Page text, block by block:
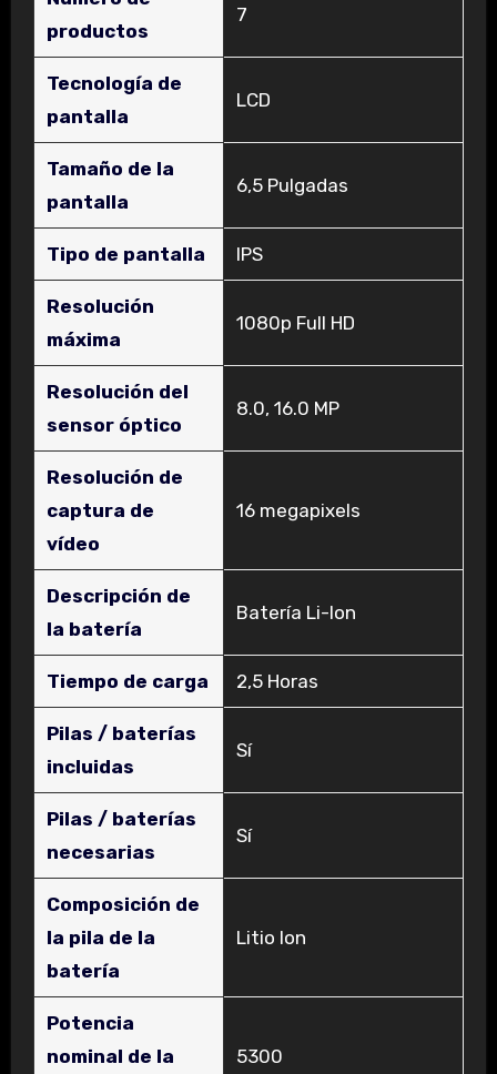
productos
‎7
Tecnología de
pantalla
‎LCD
Tamaño de la
pantalla
‎6,5 Pulgadas
Tipo de pantalla ‎IPS
Resolución
máxima
‎1080p Full HD
Resolución del
sensor óptico
‎8.0, 16.0 MP
Resolución de
captura de
vídeo
‎16 megapixels
Descripción de
la batería
‎Batería Li-Ion
Tiempo de carga ‎2,5 Horas
Pilas / baterías
incluidas
‎Sí
Pilas / baterías
necesarias
‎Sí
Composición de
la pila de la
batería
‎Litio Ion
Potencia
nominal de la
‎5300